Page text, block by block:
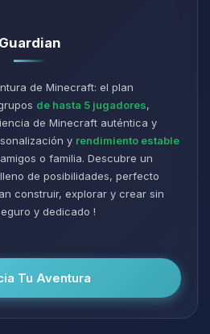
Guardian
de Minecraft: el plan
de hasta 5 jugadores,
de Minecraft auténtica y
y rendimiento estable
o familia. Descubre un
de posibilidades, perfecto
construir, explorar y crear sin
y dedicado !
Tu Aventura